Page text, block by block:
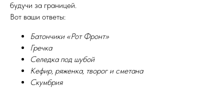
будучи за границей.
Вот ваши ответы:
Батончики «Рот Фронт»
Гречка
Селедка под шубой
Кефир, ряженка, творог и сметана
Скумбрия